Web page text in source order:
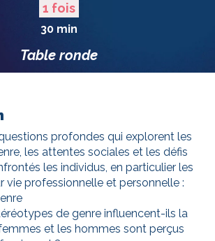
1 fois
30 min
Table ronde
profondes qui explorent les
les attentes sociales et les défis
les individus, en particulier les
vie professionnelle et personnelle :
de genre influencent-ils la
et les hommes sont perçus